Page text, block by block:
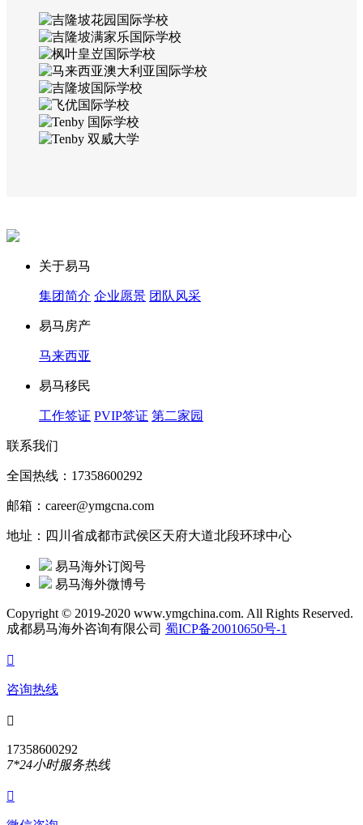
关于易马
集团简介 企业愿景 团队风采
易马房产
马来西亚
易马移民
工作签证 PVIP签证 第二家园
联系我们
全国热线：17358600292
邮箱：career@ymgcna.com
地址：四川省成都市武侯区天府大道北段环球中心
易马海外订阅号
易马海外微博号
Copyright © 2019-2020 www.ymgchina.com. All Rights Reserved.
成都易马海外咨询有限公司 蜀ICP备20010650号-1

咨询热线

17358600292
7*24小时服务热线
